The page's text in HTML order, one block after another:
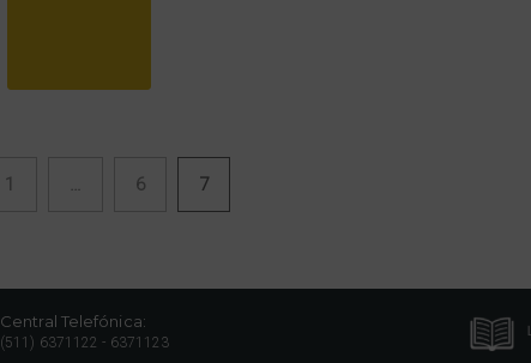
1 … 6 7
Central Telefónica:
(511) 6371122 - 6371123